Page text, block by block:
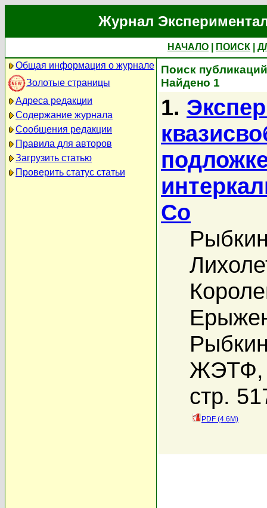
Журнал
НАЧАЛО ПОИСК
Общая информация о журнале
Золотые страницы
Адреса редакции
Содержание журнала
Сообщения редакции
Правила для авторов
Загрузить статью
Проверить статус статьи
Поиск
Найдено 1
1.
Co
ЖЭТФ,
стр.
PDF (4.6M)